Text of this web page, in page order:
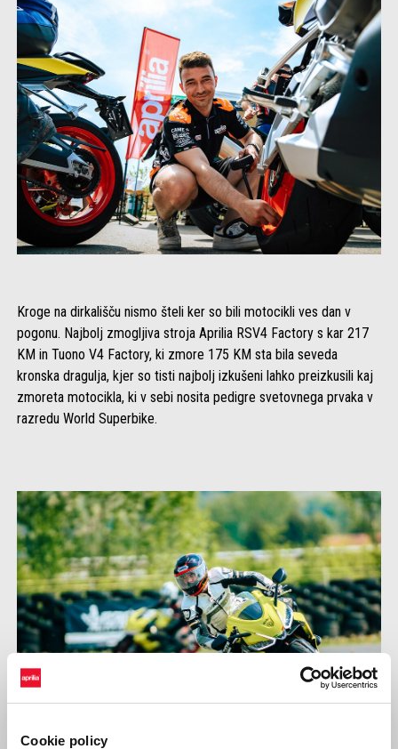
Cookie policy
Kroge na dirkališču nismo šteli ker so bili motocikli ves dan v
pogonu. Najbolj zmogljiva stroja Aprilia RSV4 Factory s kar 217
KM in Tuono V4 Factory, ki zmore 175 KM sta bila seveda
kronska dragulja, kjer so tisti najbolj izkušeni lahko preizkusili kaj
zmoreta motocikla, ki v sebi nosita pedigre svetovnega prvaka v
razredu World Superbike.